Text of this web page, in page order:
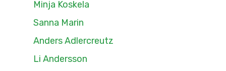
Minja Koskela
Sanna Marin
Anders Adlercreutz
Li Andersson